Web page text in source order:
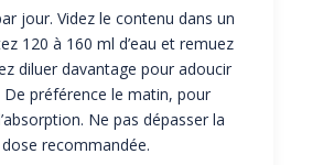
jour. Videz le contenu dans un
120 à 160 ml d’eau et remuez
diluer davantage pour adoucir
De préférence le matin, pour
Ne pas dépasser la
dose recommandée.